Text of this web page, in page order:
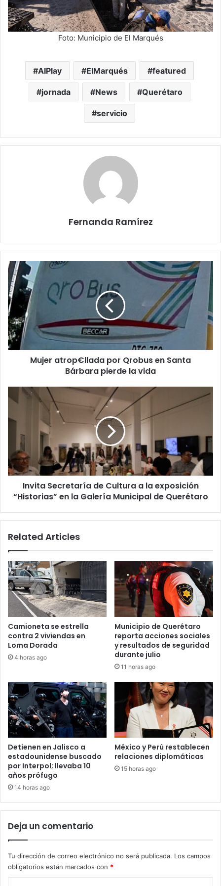
Foto: Municipio de El Marqués
AIPlay ElMarqués featured
jornada News Querétaro
servicio
Fernanda Ramírez
Mujer
atrop€llada
por
Qrobus
en
Santa
Bárbara
pierde
la
Mujer atrop€llada por Qrobus en Santa
Bárbara pierde la vida
Invita
Secretaría
Cultura
exposición
“Historias”
en
Galería
Invita Secretaría de Cultura a la exposición
“Historias” en la Galería Municipal de Querétaro
Related Articles
Camioneta se estrella
contra 2 viviendas en
Loma Dorada
4 horas ago
Municipio de Querétaro
reporta acciones sociales
y resultados de seguridad
durante julio
11 horas ago
Detienen en Jalisco a
estadounidense buscado
por Interpol; llevaba 10
años prófugo
14 horas ago
México y Perú restablecen
relaciones diplomáticas
15 horas ago
Deja un comentario
Tu dirección de correo electrónico no será publicada. Los campos
obligatorios están marcados con *